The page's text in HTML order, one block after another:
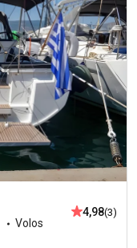
Volos
4,98(3)